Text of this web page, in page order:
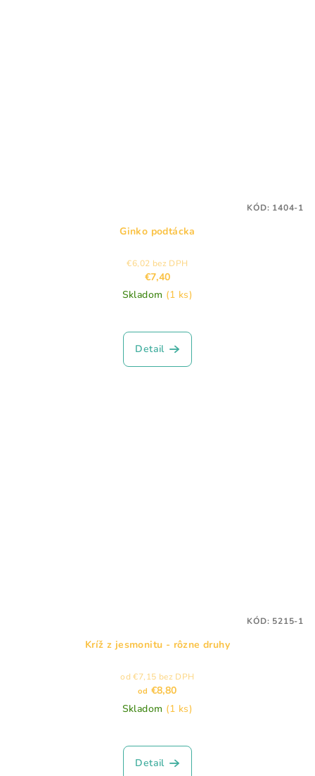
Ginko podtácka
€6,02 bez DPH
€7,40
Skladom (1 ks)
Detail
KÓD: 1404-1
Kríž z jesmonitu - rôzne druhy
od €7,15 bez DPH
od €8,80
Skladom (1 ks)
Detail
KÓD: 5215-1